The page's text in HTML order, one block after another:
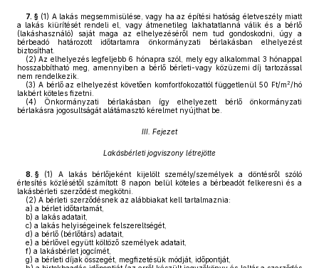
7. § (1) A lakás megsemmisülése, vagy ha az építési hatóság életveszély miatt
a lakás kiürítését rendeli el, vagy átmenetileg lakhatatlanná válik és a bérlő
(lakáshasználó) saját maga az elhelyezéséről nem tud gondoskodni, úgy a
bérbeadó határozott időtartamra önkormányzati bérlakásban elhelyezést
biztosíthat.
(2) Az elhelyezés legfeljebb 6 hónapra szól, mely egy alkalommal 3 hónappal
hosszabbítható meg, amennyiben a bérlő bérleti-vagy közüzemi díj tartozással
nem rendelkezik.
(3) A bérlő az elhelyezést követően komfortfokozattól függetlenül 50 Ft/m2/hó
lakbért köteles fizetni.
(4) Önkormányzati bérlakásban így elhelyezett bérlő önkormányzati
bérlakásra jogosultságát alátámasztó kérelmet nyújthat be.
III. Fejezet
Lakásbérleti jogviszony létrejötte
8. § (1)
A lakás bérlőjeként kijelölt személy/személyek a döntésről szóló
értesítés közlésétől számított 8 napon belül köteles a bérbeadót felkeresni és a
lakásbérleti szerződést megkötni.
(2) A bérleti szerződésnek az alábbiakat kell tartalmaznia:
a) a bérlet időtartamát,
b) a lakás adatait,
c) a lakás helyiségeinek felszereltségét,
d) a bérlő (bérlőtárs) adatait,
e) a bérlővel együtt költöző személyek adatait,
f) a lakásbérlet jogcímét,
g) a bérleti díjak összegét, megfizetésük módját, időpontját,